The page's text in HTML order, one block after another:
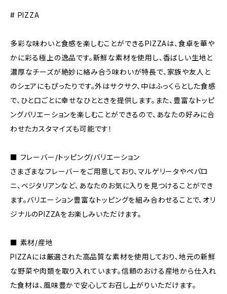
# PIZZA
多彩な味わいと食感を楽しむことができるPIZZAは、食卓を華や
かに彩る極上の逸品です。新鮮な素材を使用し、香ばしい生地と
濃厚なチーズが絶妙に絡み合う味わいが特長で、家族や友人と
のシェアにもぴったりです。外はサクサク、中はふっくらとした食感
で、ひと口ごとに幸せなひとときを提供します。また、豊富なトッピ
ングバリエーションを楽しむことができるので、あなたの好みに合
わせたカスタマイズも可能です！
■ フレーバー/トッピング/バリエーション
さまざまなフレーバーをご用意しており、マルゲリータやペパロ
ニ、ベジタリアンなど、あなたのお気に入りを見つけることができ
ます。バリエーション豊富なトッピングを組み合わせることで、オリ
ジナルのPIZZAをお楽しみいただけます。
■ 素材/産地
PIZZAには厳選された高品質な素材を使用しており、地元の新鮮
な野菜や肉類を取り入れています。信頼のおける産地から仕入れ
た食材は、風味豊かで安心してお召し上がりいただけます。